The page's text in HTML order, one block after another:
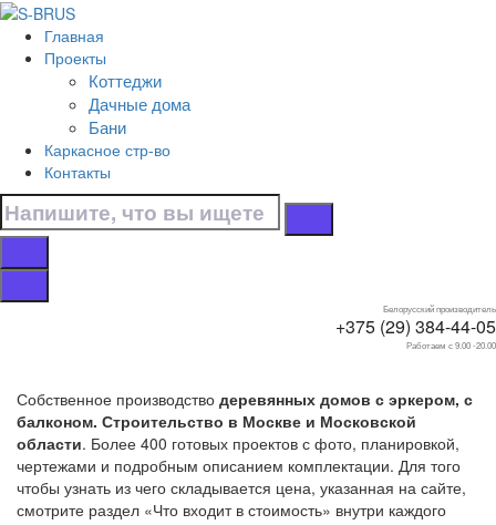
Перейти к контенту
Главная
Проекты
Коттеджи
Дачные дома
Бани
Каркасное стр-во
Контакты
Белорусский производитель
+375 (29) 384-44-05
Работаем с 9.00 -20.00
Главная
С эркером
С балконом
Дома с эркером, с
балконом
Собственное производство деревянных домов с эркером, с
балконом. Строительство в Москве и Московской
области. Более 400 готовых проектов с фото, планировкой,
чертежами и подробным описанием комплектации. Для того
чтобы узнать из чего складывается цена, указанная на сайте,
смотрите раздел «Что входит в стоимость» внутри каждого